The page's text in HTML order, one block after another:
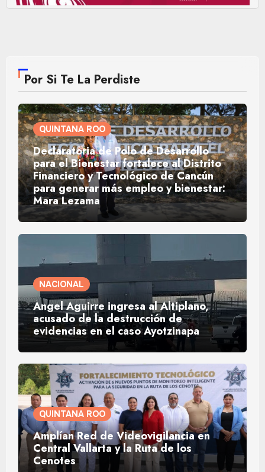
Por Si Te La Perdiste
QUINTANA ROO
Declaratoria de Polo de Desarrollo
para el Bienestar fortalece al Distrito
Financiero y Tecnológico de Cancún
para generar más empleo y bienestar:
Mara Lezama
NACIONAL
Ángel Aguirre ingresa al Altiplano,
acusado de la destrucción de
evidencias en el caso Ayotzinapa
QUINTANA ROO
Amplían Red de Videovigilancia en
Central Vallarta y la Ruta de los
Cenotes